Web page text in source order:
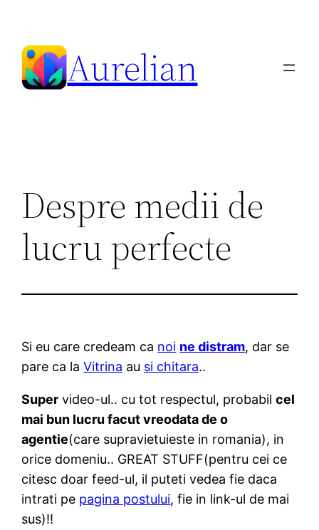
content
Aurelian
Despre medii de
lucru perfecte
Si eu care credeam ca noi ne distram, dar se
pare ca laVitrina au si chitara..
Super video-ul.. cu tot respectul, probabilcel
mai bun lucru facut vreodata de o
agentie(care supravietuieste in romania), in
orice domeniu.. GREAT STUFF(pentru cei ce
citesc doar feed-ul, il puteti vedea fie daca
intrati pe pagina postului, fie in link-ul de mai
sus)!!